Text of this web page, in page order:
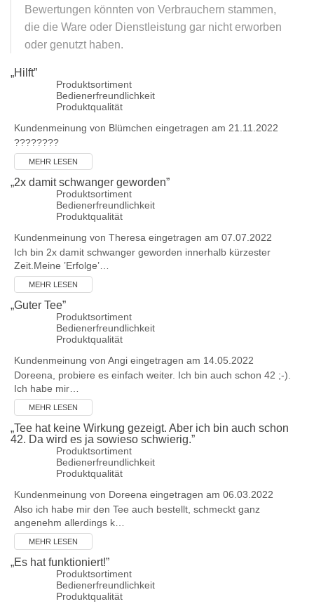
Bewertungen könnten von Verbrauchern stammen,
die die Ware oder Dienstleistung gar nicht erworben
oder genutzt haben.
„Hilft”
Produktsortiment
Bedienerfreundlichkeit
Produktqualität
Kundenmeinung von Blümchen eingetragen am 21.11.2022
????????
MEHR LESEN
„2x damit schwanger geworden”
Produktsortiment
Bedienerfreundlichkeit
Produktqualität
Kundenmeinung von Theresa eingetragen am 07.07.2022
Ich bin 2x damit schwanger geworden innerhalb kürzester
Zeit.Meine ’Erfolge’…
MEHR LESEN
„Guter Tee”
Produktsortiment
Bedienerfreundlichkeit
Produktqualität
Kundenmeinung von Angi eingetragen am 14.05.2022
Doreena, probiere es einfach weiter. Ich bin auch schon 42 ;-).
Ich habe mir…
MEHR LESEN
„Tee hat keine Wirkung gezeigt. Aber ich bin auch schon
42. Da wird es ja sowieso schwierig.”
Produktsortiment
Bedienerfreundlichkeit
Produktqualität
Kundenmeinung von Doreena eingetragen am 06.03.2022
Also ich habe mir den Tee auch bestellt, schmeckt ganz
angenehm allerdings k…
MEHR LESEN
„Es hat funktioniert!”
Produktsortiment
Bedienerfreundlichkeit
Produktqualität